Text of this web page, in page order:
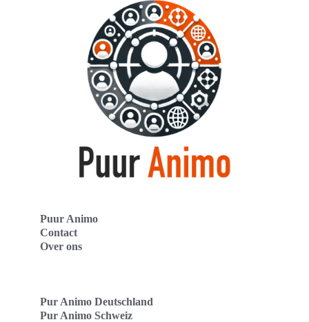
Puur Animo
Contact
Over ons
Pur Animo Deutschland
Pur Animo Schweiz